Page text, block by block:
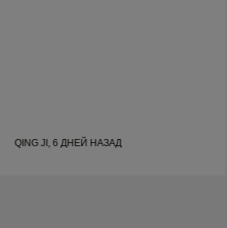
QING JI, 6 ДНЕЙ НАЗАД